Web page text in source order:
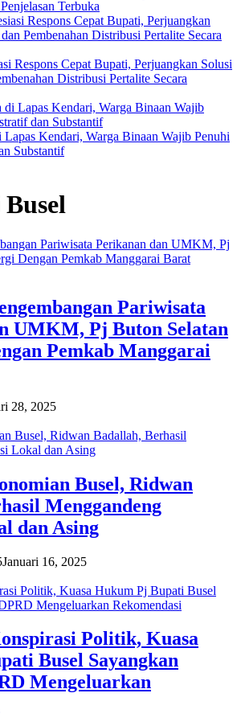
Terbuka
Respons Cepat Bupati, Perjuangkan Solusi
Distribusi Pertalite Secara
Kendari, Warga Binaan Wajib Penuhi
Substantif
Pariwisata
UMKM, Pj Buton Selatan
Pemkab Manggarai
28, 2025
Busel, Ridwan
Menggandeng
dan Asing
Januari 16, 2025
Politik, Kuasa
Busel Sayangkan
Mengeluarkan